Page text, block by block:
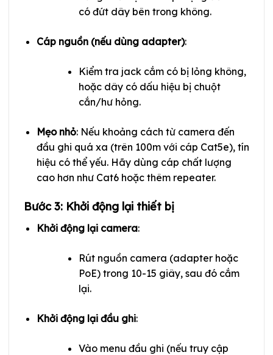
có đứt dây bên trong không.
Cáp nguồn (nếu dùng adapter):
Kiểm tra jack cắm có bị lỏng không,
hoặc dây có dấu hiệu bị chuột
cắn/hư hỏng.
Mẹo nhỏ: Nếu khoảng cách từ camera đến
đầu ghi quá xa (trên 100m với cáp Cat5e), tín
hiệu có thể yếu. Hãy dùng cáp chất lượng
cao hơn như Cat6 hoặc thêm repeater.
Bước 3: Khởi động lại thiết bị
Khởi động lại camera:
Rút nguồn camera (adapter hoặc
PoE) trong 10-15 giây, sau đó cắm
lại.
Khởi động lại đầu ghi:
Vào menu đầu ghi (nếu truy cập